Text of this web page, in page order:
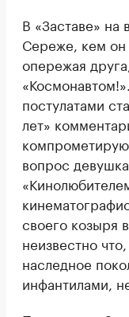
В «Заставе» на
Сереже, кем он
опережая
постулатами
лет»
вопрос
своего козыря
неизвестно
наследное
инфантилами,